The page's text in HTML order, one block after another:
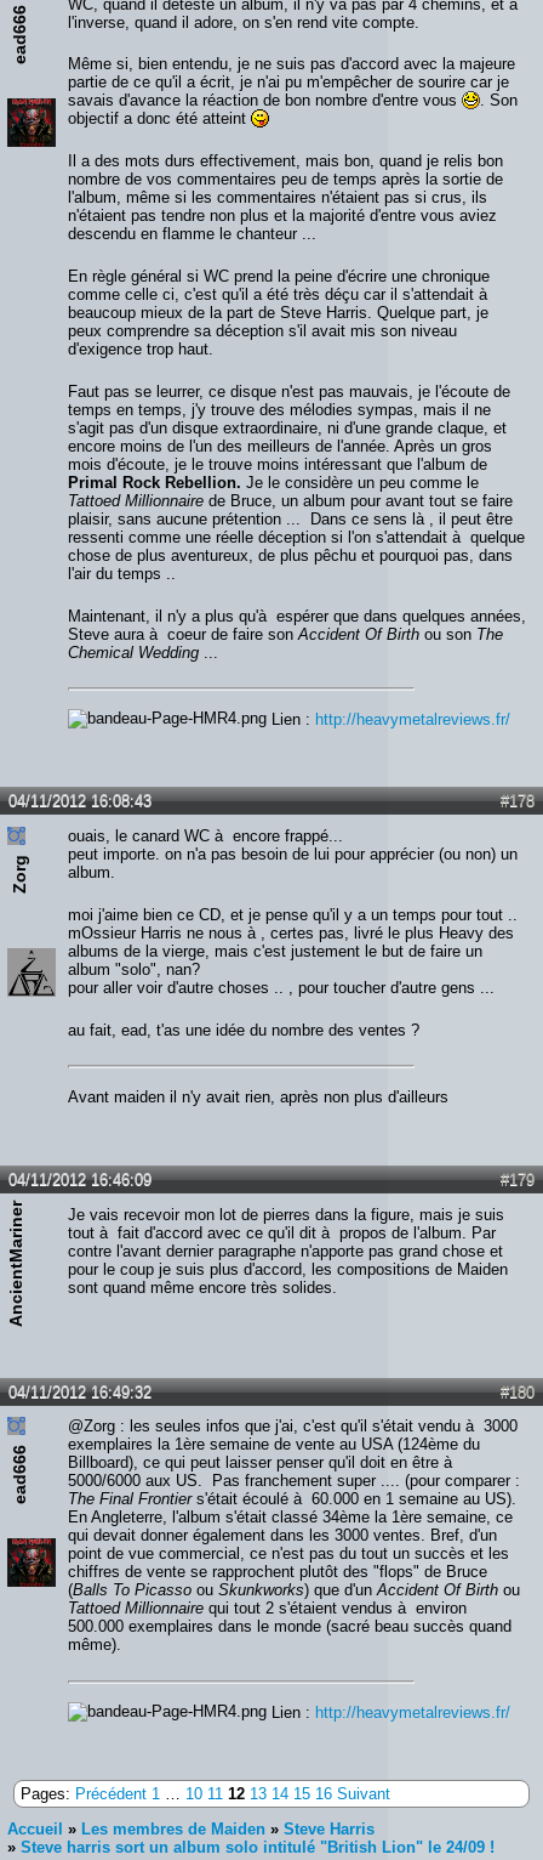
ead666
WC, quand il déteste un album, il n'y va pas par 4 chemins, et à
l'inverse, quand il adore, on s'en rend vite compte.
Même si, bien entendu, je ne suis pas d'accord avec la majeure
partie de ce qu'il a écrit, je n'ai pu m'empêcher de sourire car je
savais d'avance la réaction de bon nombre d'entre vous
. Son
objectif a donc été atteint
Il a des mots durs effectivement, mais bon, quand je relis bon
nombre de vos commentaires peu de temps après la sortie de
l'album, même si les commentaires n'étaient pas si crus, ils
n'étaient pas tendre non plus et la majorité d'entre vous aviez
descendu en flamme le chanteur ...
En règle général si WC prend la peine d'écrire une chronique
comme celle ci, c'est qu'il a été très déçu car il s'attendait à
beaucoup mieux de la part de Steve Harris. Quelque part, je
peux comprendre sa déception s'il avait mis son niveau
d'exigence trop haut.
Faut pas se leurrer, ce disque n'est pas mauvais, je l'écoute de
temps en temps, j'y trouve des mélodies sympas, mais il ne
s'agit pas d'un disque extraordinaire, ni d'une grande claque, et
encore moins de l'un des meilleurs de l'année. Après un gros
mois d'écoute, je le trouve moins intéressant que l'album de
Primal Rock Rebellion. Je le considère un peu comme le
Tattoed Millionnaire de Bruce, un album pour avant tout se faire
plaisir, sans aucune prétention ... Dans ce sens là , il peut être
ressenti comme une réelle déception si l'on s'attendait à quelque
chose de plus aventureux, de plus pêchu et pourquoi pas, dans
l'air du temps ..
Maintenant, il n'y a plus qu'à espérer que dans quelques années,
Steve aura à coeur de faire son Accident Of Birth ou son The
Chemical Wedding
Lien : http://heavymetalreviews.fr/
#178
04/11/2012 16:08:43
Zorg
ouais, le canard WC à encore frappé...
peut importe. on n'a pas besoin de lui pour apprécier (ou non) un
album.
moi j'aime bien ce CD, et je pense qu'il y a un temps pour tout ..
mOssieur Harris ne nous à , certes pas, livré le plus Heavy des
albums de la vierge, mais c'est justement le but de faire un
album "solo", nan?
pour aller voir d'autre choses .. , pour toucher d'autre gens ...
au fait, ead, t'as une idée du nombre des ventes ?
Avant maiden il n'y avait rien, après non plus d'ailleurs
#179
04/11/2012 16:46:09
AncientMariner
Je vais recevoir mon lot de pierres dans la figure, mais je suis
tout à fait d'accord avec ce qu'il dit à propos de l'album. Par
contre l'avant dernier paragraphe n'apporte pas grand chose et
pour le coup je suis plus d'accord, les compositions de Maiden
sont quand même encore très solides.
#180
04/11/2012 16:49:32
ead666
@Zorg : les seules infos que j'ai, c'est qu'il s'était vendu à 3000
exemplaires la 1ère semaine de vente au USA (124ème du
Billboard), ce qui peut laisser penser qu'il doit en être à
5000/6000 aux US. Pas franchement super .... (pour comparer :
The Final Frontiers'était écoulé à 60.000 en 1 semaine au US).
En Angleterre, l'album s'était classé 34ème la 1ère semaine, ce
qui devait donner également dans les 3000 ventes. Bref, d'un
point de vue commercial, ce n'est pas du tout un succès et les
chiffres de vente se rapprochent plutôt des "flops" de Bruce
(Balls To Picasso ou Skunkworks) que d'unAccident Of Birth ou
Tattoed Millionnaire qui tout 2 s'étaient vendus à environ
500.000 exemplaires dans le monde (sacré beau succès quand
même).
Lien : http://heavymetalreviews.fr/
Pages: Précédent 1 … 10 11 12 13 14 15 16 Suivant
Accueil » Les membres de Maiden » Steve Harris
» Steve harris sort un album solo intitulé "British Lion" le 24/09 !